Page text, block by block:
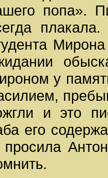
попа».
у
и это
его